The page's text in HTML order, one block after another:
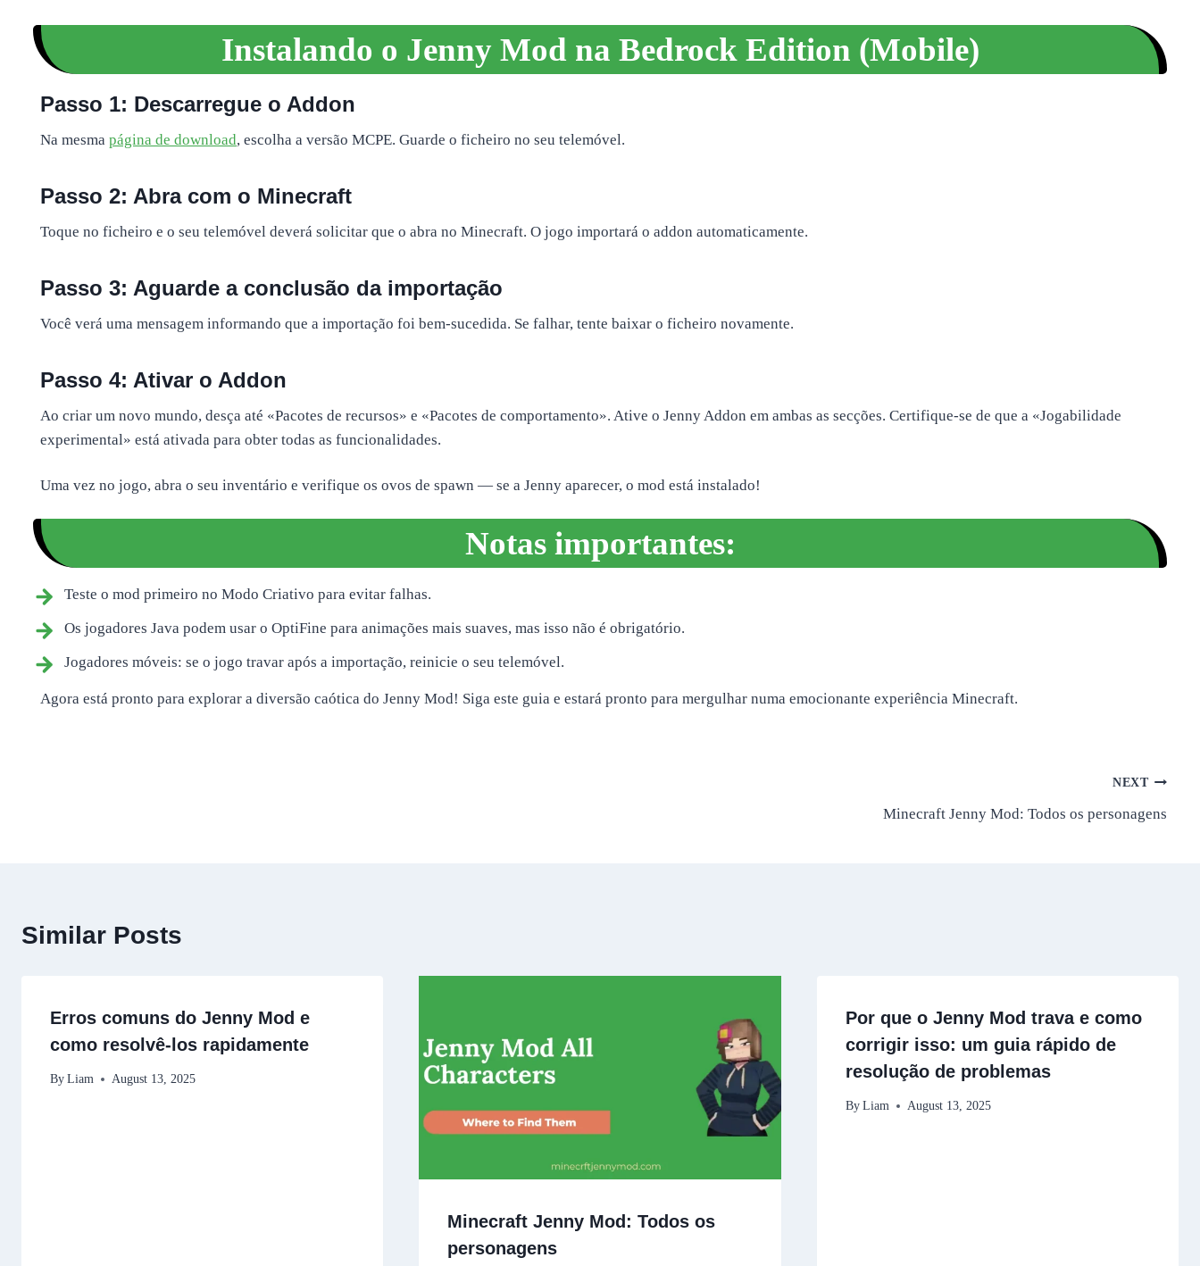
Instalando o Jenny Mod na Bedrock Edition (Mobile)
Passo 1: Descarregue o Addon
Na mesma página de download, escolha a versão MCPE. Guarde o ficheiro no seu telemóvel.
Passo 2: Abra com o Minecraft
Toque no ficheiro e o seu telemóvel deverá solicitar que o abra no Minecraft. O jogo importará o addon automaticamente.
Passo 3: Aguarde a conclusão da importação
Você verá uma mensagem informando que a importação foi bem-sucedida. Se falhar, tente baixar o ficheiro novamente.
Passo 4: Ativar o Addon
Ao criar um novo mundo, desça até «Pacotes de recursos» e «Pacotes de comportamento». Ative o Jenny Addon em ambas as secções. Certifique-se de que a «Jogabilidade
experimental» está ativada para obter todas as funcionalidades.
Uma vez no jogo, abra o seu inventário e verifique os ovos de spawn — se a Jenny aparecer, o mod está instalado!
Notas importantes:
Teste o mod primeiro no Modo Criativo para evitar falhas.
Os jogadores Java podem usar o OptiFine para animações mais suaves, mas isso não é obrigatório.
Jogadores móveis: se o jogo travar após a importação, reinicie o seu telemóvel.
Agora está pronto para explorar a diversão caótica do Jenny Mod! Siga este guia e estará pronto para mergulhar numa emocionante experiência Minecraft.
NEXT
Minecraft Jenny Mod: Todos os personagens
Similar Posts
Erros comuns do Jenny Mod e
como resolvê-los rapidamente
By Liam August 13, 2025
Minecraft Jenny Mod: Todos os
personagens
Por que o Jenny Mod trava e como
corrigir isso: um guia rápido de
resolução de problemas
By Liam August 13, 2025